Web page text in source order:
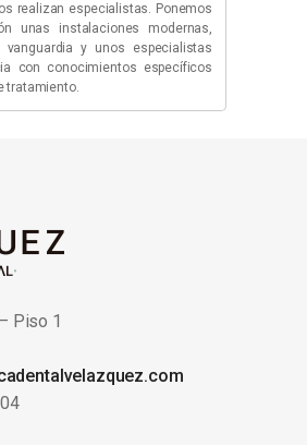
realizan especialistas. Ponemos
unas instalaciones modernas,
vanguardia y unos especialistas
con conocimientos específicos
tratamiento.
Piso 1